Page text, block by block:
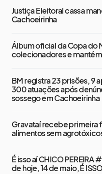
Justiça Eleitoral cassa
Cachoeirinha
Álbum oficial da Copa do
colecionadores e
BM registra 23 prisões, 9
300 atuações após
sossego em Cachoeirinha
Gravataí recebe primeira
alimentos sem
É isso aí CHICO
de hoje, 14 de maio, É